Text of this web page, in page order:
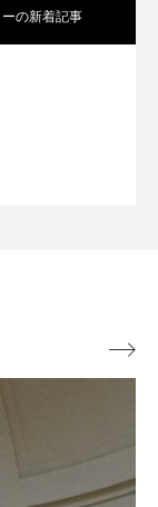
の新着記事
